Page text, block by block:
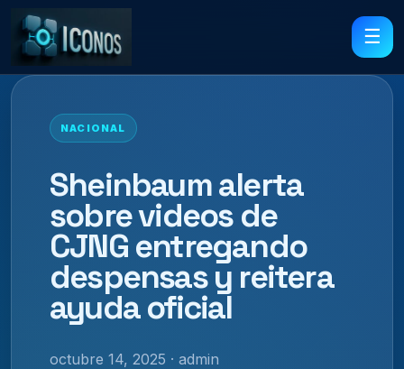
☰
NACIONAL
Sheinbaum alerta
sobre videos de
CJNG entregando
despensas y reitera
ayuda oficial
octubre 14, 2025 · admin